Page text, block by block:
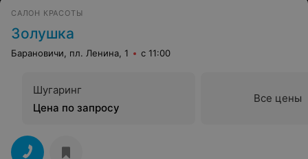
бесплатное проживание на годовщину свадьбы.
Восторг!
САЛОН КРАСОТЫ
Золушка
Барановичи, пл. Ленина, 1 с 11:00
Шугаринг
Цена по запросу
Все цены